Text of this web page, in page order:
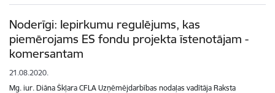
Noderīgi: Iepirkumu regulējums, kas
piemērojams ES fondu projekta īstenotājam -
komersantam
21.08.2020.
Mg. iur. Diāna Škļara CFLA Uzņēmējdarbības nodaļas vadītāja Raksta